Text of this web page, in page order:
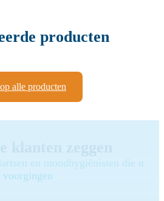
producten
alle producten
en mondhygiënisten die u
voorgingen